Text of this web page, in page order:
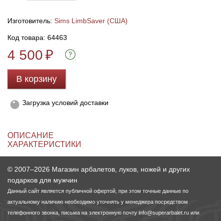
Изготовитель: Sims LimbSaver (США)
Код товара: 64463
4 500₽
В корзину
Загрузка условий доставки
ОПИСАНИЕ
ХАРАКТЕРИСТИКИ
© 2007–2026 Магазин арбалетов, луков, ножей и других
подарков для мужчин
Данный сайт является публичной офертой, при этом точные данные по
актуальному наличию необходимо уточнять у менеджера посредством
телефонного звонка, письма на электронную почту info@superarbalet.ru или
Линейки для настройки лука
Полочки для лука
Плунжеры для лука
Охотничьи ножи
Ножи складные